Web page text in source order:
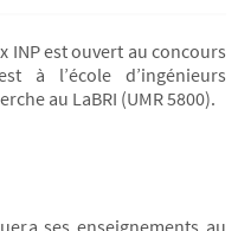
INP est ouvert au concours
à l’école d’ingénieurs
au LaBRI (UMR 5800).
ses enseignements au